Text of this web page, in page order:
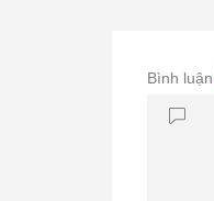
Bình luận